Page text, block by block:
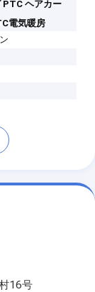
PTC ヘアカー
電気暖房
16号